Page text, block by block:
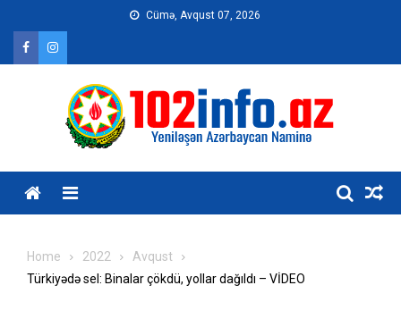
content
Cümə, Avqust 07, 2026
Home 2022
Avqust
Türkiyədə sel: Binalar çökdü, yollar dağıldı – VİDEO